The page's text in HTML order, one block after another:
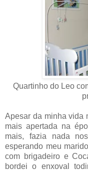
Quartinho do Leo
Apesar da minha vida
mais apertada na
mais, fazia nada
esperando meu
com brigadeiro e
bordei o enxoval